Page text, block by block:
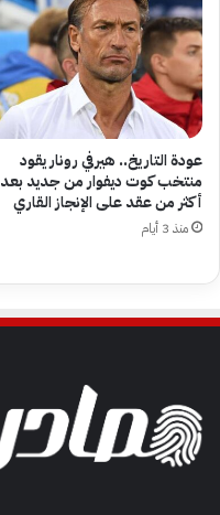
عودة التاريخ.. هيرفي رونار يقود
منتخب كوت ديفوار من جديد بعد
أكثر من عقد على الإنجاز القاري
منذ 3 أيام